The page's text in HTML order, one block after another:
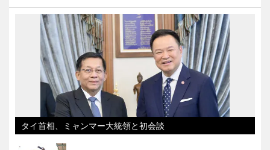
タイ首相、ミャンマー大統領と初会談